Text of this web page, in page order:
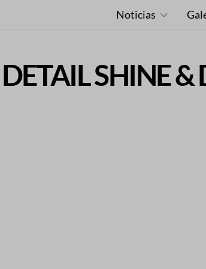
Noticias
SHINE &